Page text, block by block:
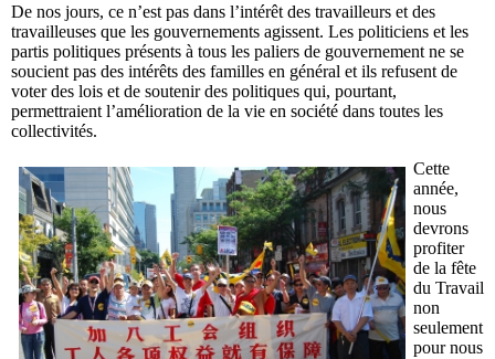
De nos jours, ce n’est pas dans l’intérêt des travailleurs et des
travailleuses que les gouvernements agissent. Les politiciens et les
partis politiques présents à tous les paliers de gouvernement ne se
soucient pas des intérêts des familles en général et ils refusent de
voter des lois et de soutenir des politiques qui, pourtant,
permettraient l’amélioration de la vie en société dans toutes les
collectivités.
Cette
année,
nous
devrons
profiter
de la fête
du Travail
non
seulement
pour nous